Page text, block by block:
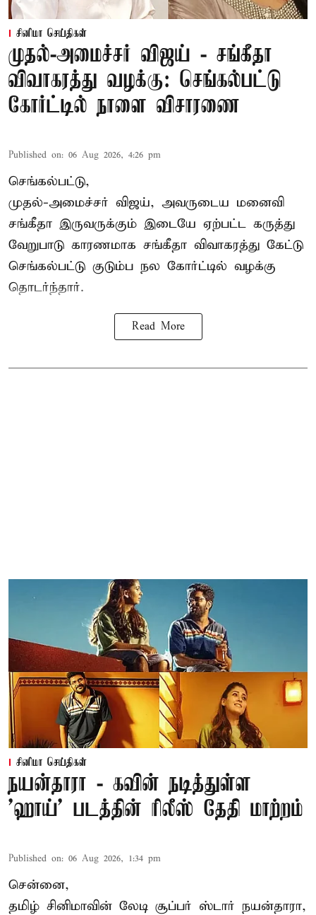
சினிமா செய்திகள்
முதல்-அமைச்சர் விஜய் - சங்கீதா
விவாகரத்து வழக்கு: செங்கல்பட்டு
கோர்ட்டில் நாளை விசாரணை
Published on: 06 Aug 2026, 4:26 pm
செங்கல்பட்டு,
முதல்-அமைச்சர் விஜய், அவருடைய மனைவி
சங்கீதா இருவருக்கும் இடையே ஏற்பட்ட கருத்து
வேறுபாடு காரணமாக சங்கீதா விவாகரத்து கேட்டு
செங்கல்பட்டு குடும்ப நல கோர்ட்டில் வழக்கு
தொடர்ந்தார்.
Read More
சினிமா செய்திகள்
நயன்தாரா - கவின் நடித்துள்ள
'ஹாய்' படத்தின் ரிலீஸ் தேதி மாற்றம்
Published on: 06 Aug 2026, 1:34 pm
சென்னை,
தமிழ் சினிமாவின் லேடி சூப்பர் ஸ்டார் நயன்தாரா,